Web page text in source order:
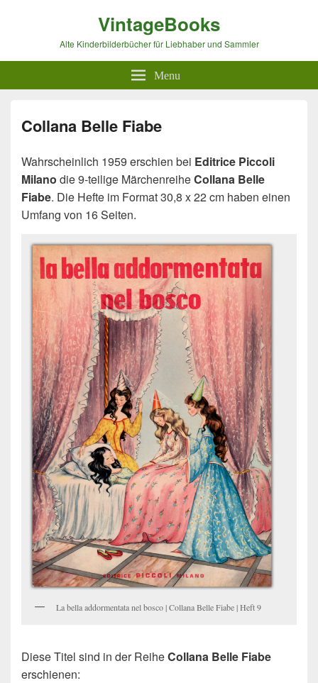
VintageBooks
Alte Kinderbilderbücher für Liebhaber und Sammler
Menu
Collana Belle Fiabe
Wahrscheinlich 1959 erschien bei Editrice Piccoli
Milano die 9-teilige MärchenreiheCollana Belle
Fiabe. Die Hefte im Format 30,8 x 22 cm haben einen
Umfang von 16 Seiten.
La bella addormentata nel bosco | Collana Belle Fiabe | Heft 9
Diese Titel sind in der ReiheCollana Belle Fiabe
erschienen: